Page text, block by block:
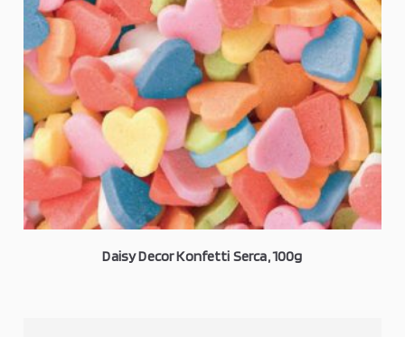
Daisy Decor Konfetti Serca, 100g